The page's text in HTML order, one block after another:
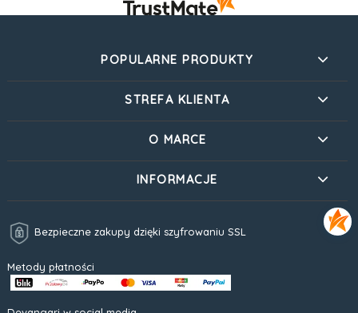
POPULARNE PRODUKTY
STREFA KLIENTA
O MARCE
INFORMACJE
Bezpieczne zakupy dzięki szyfrowaniu SSL
Metody płatności